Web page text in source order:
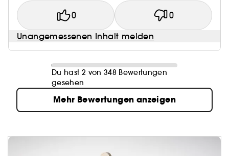
0 0
Unangemessenen Inhalt melden
Du hast 2 von 348 Bewertungen
gesehen
Mehr Bewertungen anzeigen